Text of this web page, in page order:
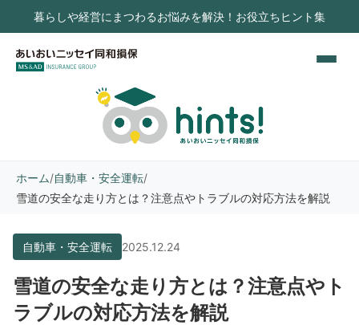
暮らしや経営にまつわるお悩みを解決！お役立ちヒント集
ホーム/自動車・安全運転/
雪道の安全な走り方とは？注意点やトラブルの対応方法を解説
自動車・安全運転 2025.12.24
雪道の安全な走り方とは？注意点やト
ラブルの対応方法を解説